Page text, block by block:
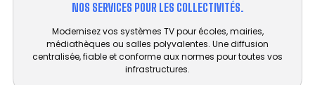
NOS SERVICES POUR LES COLLECTIVITÉS.
Modernisez vos systèmes TV pour écoles, mairies,
médiathèques ou salles polyvalentes. Une diffusion
centralisée, fiable et conforme aux normes pour toutes vos
infrastructures.